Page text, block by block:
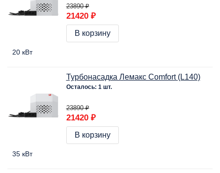
23890 ₽
21420 ₽
В корзину
20 кВт
Турбонасадка Лемакс Comfort (L140)
Осталось: 1 шт.
23890 ₽
21420 ₽
В корзину
35 кВт